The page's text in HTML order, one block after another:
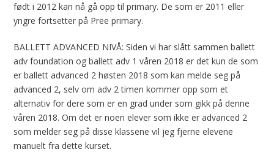
født i 2012 kan nå gå opp til primary. De som er 2011 eller
yngre fortsetter på Pree primary.
BALLETT ADVANCED NIVÅ: Siden vi har slått sammen ballett
adv foundation og ballett adv 1 våren 2018 er det kun de som
er ballett advanced 2 høsten 2018 som kan melde seg på
advanced 2, selv om adv 2 timen kommer opp som et
alternativ for dere som er en grad under som gikk på denne
våren 2018. Om det er noen elever som ikke er advanced 2
som melder seg på disse klassene vil jeg fjerne elevene
manuelt fra dette kurset.